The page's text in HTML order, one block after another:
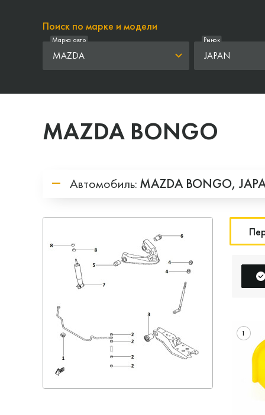
Поиск по марке и модели
MAZDA
Марка авто
JAPAN
Рынок
MAZDA BONGO
Автомобиль: MAZDA BONGO,
1